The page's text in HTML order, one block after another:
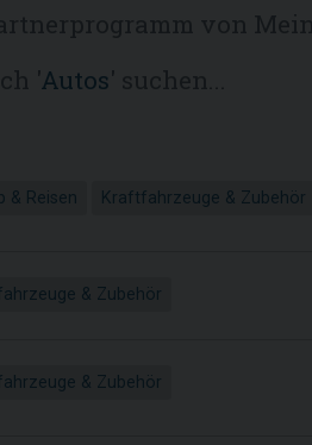
Autos
& Reisen Kraftfahrzeuge & Zubehör
& Zubehör
& Zubehör